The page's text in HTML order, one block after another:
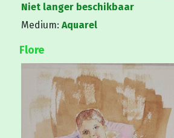
Niet langer beschikbaar
Medium: Aquarel
Flore